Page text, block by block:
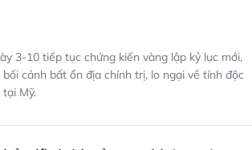
3-10 tiếp tục chứng kiến vàng lập kỷ lục mới,
cảnh bất ổn địa chính trị, lo ngại về tính độc
Mỹ.